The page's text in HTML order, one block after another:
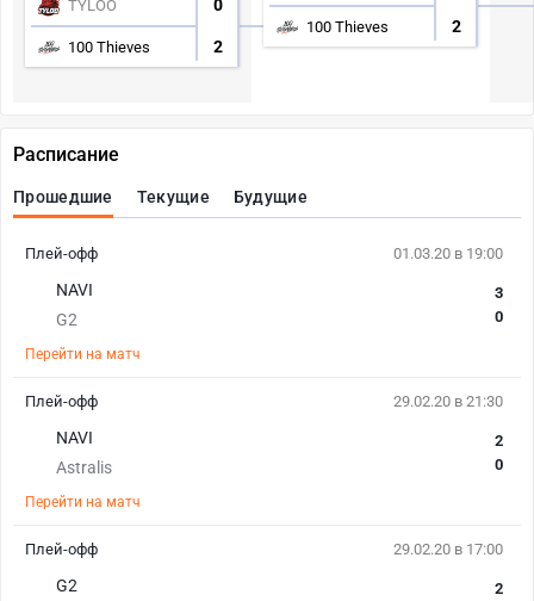
TYLOO 0
100 Thieves 2
100 Thieves 2
Расписание
Прошедшие Текущие Будущие
01.03.20 в 19:00
NAVI
G2
3
0
Перейти на матч
Плей-офф
29.02.20 в 21:30
NAVI
Astralis
2
0
Перейти на матч
Плей-офф
29.02.20 в 17:00
G2
2
Плей-офф